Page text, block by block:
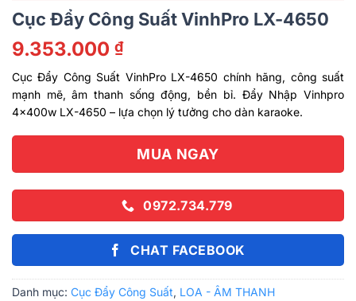
Cục Đẩy Công Suất VinhPro LX-4650
9.353.000 ₫
Cục Đẩy Công Suất VinhPro LX-4650 chính hãng, công suất
mạnh mẽ, âm thanh sống động, bền bỉ. Đẩy Nhập Vinhpro
4x400w LX-4650 – lựa chọn lý tưởng cho dàn karaoke.
MUA NGAY
0972.734.779
CHAT FACEBOOK
Danh mục: Cục Đẩy Công Suất, LOA - ÂM THANH